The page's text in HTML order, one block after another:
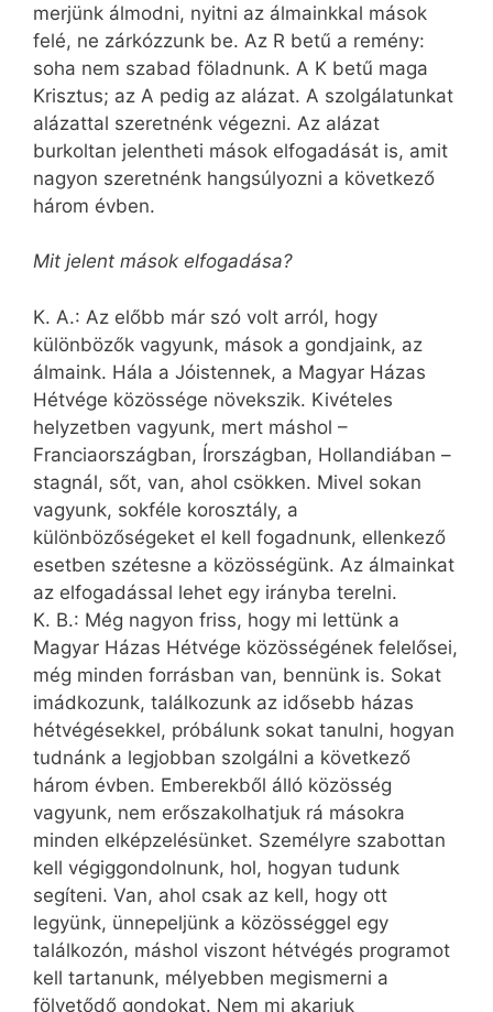
merjünk álmodni, nyitni az álmainkkal mások
felé, ne zárkózzunk be. Az R betű a remény:
soha nem szabad föladnunk. A K betű maga
Krisztus; az A pedig az alázat. A szolgálatunkat
alázattal szeretnénk végezni. Az alázat
burkoltan jelentheti mások elfogadását is, amit
nagyon szeretnénk hangsúlyozni a következő
három évben.
Mit jelent mások elfogadása?
K. A.: Az előbb már szó volt arról, hogy
különbözők vagyunk, mások a gondjaink, az
álmaink. Hála a Jóistennek, a Magyar Házas
Hétvége közössége növekszik. Kivételes
helyzetben vagyunk, mert máshol –
Franciaországban, Írországban, Hollandiában –
stagnál, sőt, van, ahol csökken. Mivel sokan
vagyunk, sokféle korosztály, a
különbözőségeket el kell fogadnunk, ellenkező
esetben szétesne a közösségünk. Az álmainkat
az elfogadással lehet egy irányba terelni.
K. B.: Még nagyon friss, hogy mi lettünk a
Magyar Házas Hétvége közösségének felelősei,
még minden forrásban van, bennünk is. Sokat
imádkozunk, találkozunk az idősebb házas
hétvégésekkel, próbálunk sokat tanulni, hogyan
tudnánk a legjobban szolgálni a következő
három évben. Emberekből álló közösség
vagyunk, nem erőszakolhatjuk rá másokra
minden elképzelésünket. Személyre szabottan
kell végiggondolnunk, hol, hogyan tudunk
segíteni. Van, ahol csak az kell, hogy ott
legyünk, ünnepeljünk a közösséggel egy
találkozón, máshol viszont hétvégés programot
kell tartanunk, mélyebben megismerni a
fölvetődő gondokat. Nem mi akarjuk